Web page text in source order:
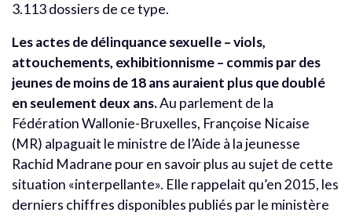
3.113 dossiers de ce type.
Les actes de délinquance sexuelle – viols,
attouchements, exhibitionnisme – commis par des
jeunes de moins de 18 ans auraient plus que doublé
en seulement deux ans.Au parlement de la
Fédération Wallonie-Bruxelles, Françoise Nicaise
(MR) alpaguait le ministre de l’Aide à la jeunesse
Rachid Madrane pour en savoir plus au sujet de cette
situation «interpellante». Elle rappelait qu’en 2015, les
derniers chiffres disponibles publiés par le ministère